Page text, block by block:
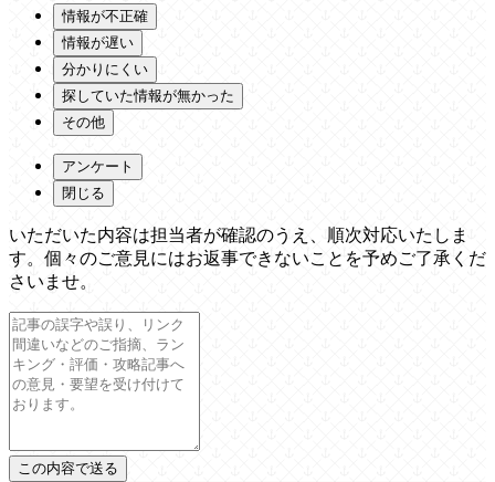
情報が不正確
情報が遅い
分かりにくい
探していた情報が無かった
その他
アンケート
閉じる
いただいた内容は担当者が確認のうえ、順次対応いたしま
す。個々のご意見にはお返事できないことを予めご了承くだ
さいませ。